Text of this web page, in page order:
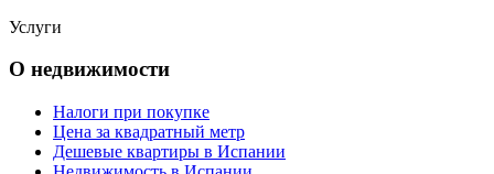
Услуги
О недвижимости
Налоги при покупке
Цена за квадратный метр
Дешевые квартиры в Испании